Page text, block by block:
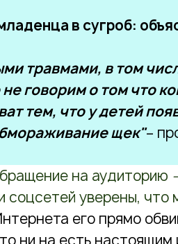
в сугроб:
травмами, в том
говорим о том что
тем, что у детей
щек"–
на аудиторию
соцсетей уверены, что
его прямо
ни на есть настоящим